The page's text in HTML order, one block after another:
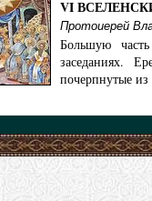
VI
Протоиерей
Большую
заседаниях.
почерпнутые